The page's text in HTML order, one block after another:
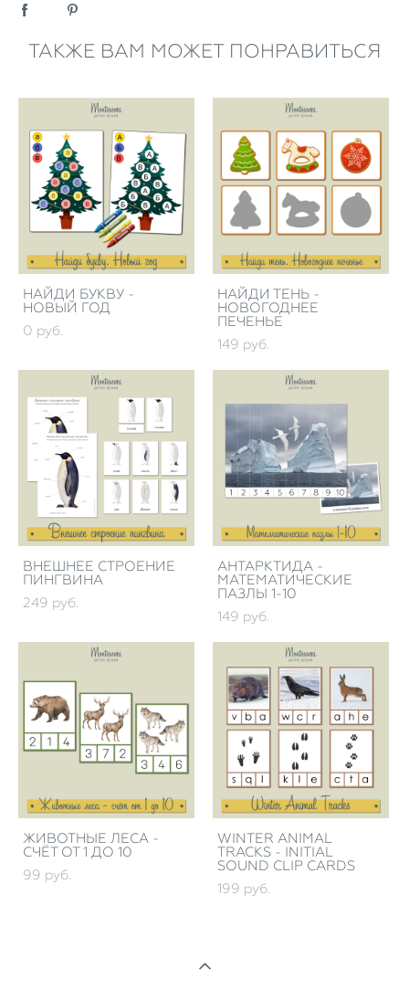
ТАКЖЕ ВАМ МОЖЕТ ПОНРАВИТЬСЯ
НАЙДИ БУКВУ -
НОВЫЙ ГОД
0 pуб.
НАЙДИ ТЕНЬ -
НОВОГОДНЕЕ
ПЕЧЕНЬЕ
149 pуб.
ВНЕШНЕЕ СТРОЕНИЕ
ПИНГВИНА
249 pуб.
АНТАРКТИДА -
МАТЕМАТИЧЕСКИЕ
ПАЗЛЫ 1-10
149 pуб.
ЖИВОТНЫЕ ЛЕСА -
СЧЁТ ОТ 1 ДО 10
99 pуб.
WINTER ANIMAL
TRACKS - INITIAL
SOUND CLIP CARDS
199 pуб.